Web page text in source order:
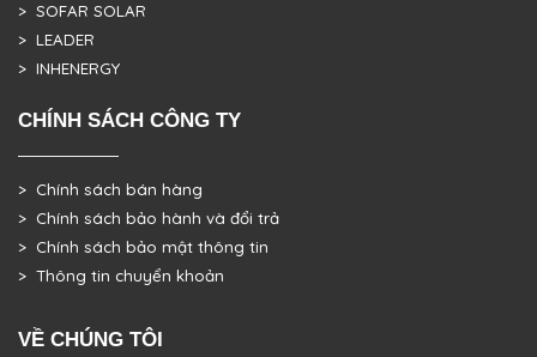
> SOFAR SOLAR
> LEADER
> INHENERGY
CHÍNH SÁCH CÔNG TY
> Chính sách bán hàng
> Chính sách bảo hành và đổi trả
> Chính sách bảo mật thông tin
> Thông tin chuyển khoản
VỀ CHÚNG TÔI